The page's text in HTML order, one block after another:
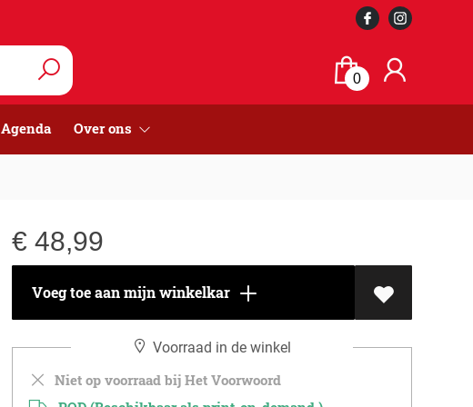
0
Agenda Over ons
€ 48,99
Voeg toe aan mijn winkelkar
Voorraad in de winkel
Niet op voorraad bij Het Voorwoord